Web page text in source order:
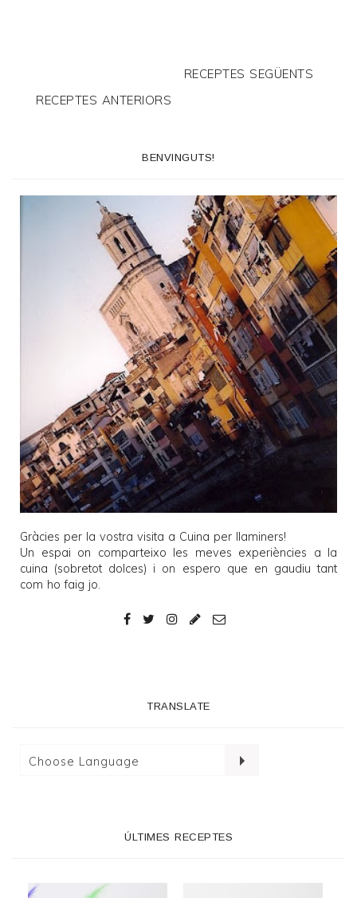
RECEPTES SEGÜENTS
RECEPTES ANTERIORS
BENVINGUTS!
Gràcies per la vostra visita a Cuina per llaminers!
Un espai on comparteixo les meves experiències a la
cuina (sobretot dolces) i on espero que en gaudiu tant
com ho faig jo.
TRANSLATE
ÚLTIMES RECEPTES